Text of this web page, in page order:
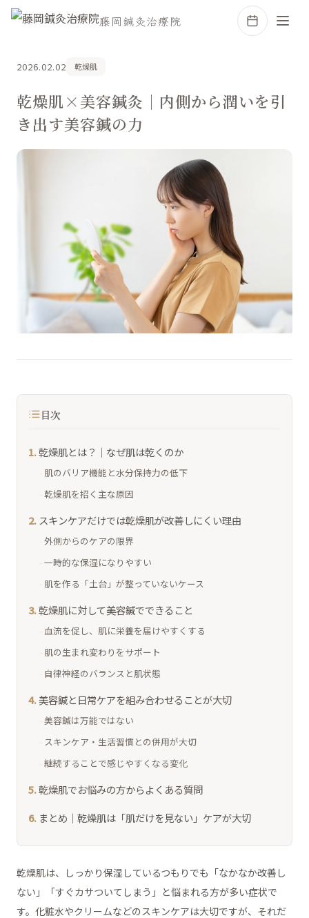
藤岡鍼灸治療院
ホーム コラム
2026.02.02 乾燥肌
乾燥肌×美容鍼灸｜内側から潤いを引
き出す美容鍼の力
目次
乾燥肌とは？｜なぜ肌は乾くのか
肌のバリア機能と水分保持力の低下
乾燥肌を招く主な原因
スキンケアだけでは乾燥肌が改善しにくい理由
外側からのケアの限界
一時的な保湿になりやすい
肌を作る「土台」が整っていないケース
乾燥肌に対して美容鍼でできること
血流を促し、肌に栄養を届けやすくする
肌の生まれ変わりをサポート
自律神経のバランスと肌状態
美容鍼と日常ケアを組み合わせることが大切
美容鍼は万能ではない
スキンケア・生活習慣との併用が大切
継続することで感じやすくなる変化
乾燥肌でお悩みの方からよくある質問
まとめ｜乾燥肌は「肌だけを見ない」ケアが大切
乾燥肌は、しっかり保湿しているつもりでも「なかなか改善し
ない」「すぐカサついてしまう」と悩まれる方が多い症状で
す。化粧水やクリームなどのスキンケアは大切ですが、それだ